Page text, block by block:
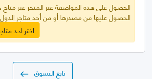
الحصول على هذه المواصفة عبر المتجر غير متاح
الحصول عليها من مصدرها أو من أحد متاجر الدول
اختر احد
تابع التسوق